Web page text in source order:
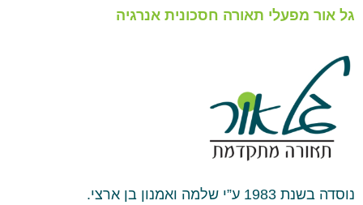
גל אור מפעלי תאורה חסכונית אנרגיה
נוסדה בשנת 1983 ע”י שלמה ואמנון בן ארצי.